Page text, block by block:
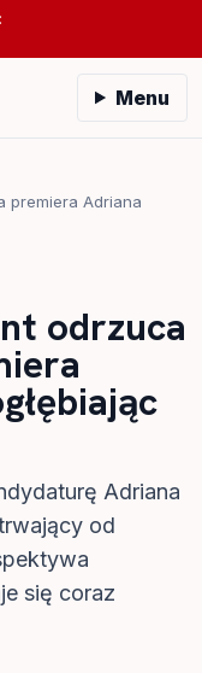
Menu
premiera Adriana
odrzuca
Adriana
od
się coraz